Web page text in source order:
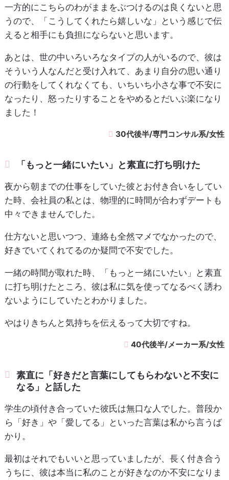
一方的にこちらのわがままをぶつけるのは良くないと思
うので、「こうしてくれたら嬉しいな」という感じで伝
えると相手にも負担にならないと思います。
あとは、世の中いろいろなタイプの人がいるので、彼は
そういう人なんだと受け入れて、あまり自分の思い通り
の行動をしてくれなくても、いちいち小さな事で不安に
なったり、怒ったりすることをやめるとだいぶ楽になり
ました！
30代後半/専門コンサル系/女性
「もっと一緒にいたい」と素直に打ち明けた
夜から朝までの仕事をしていた彼とお付き合いをしてい
た時、会社員の私とは、物理的に時間が合わずデートも
中々できませんでした。
仕方ないと思いつつ、連絡も全然マメでなかったので、
好きでいてくれてるのか疑問で不安でした。
一緒の時間が取れた時、「もっと一緒にいたい」と素直
に打ち明けたところ、彼は私に気を使ってなるべく誘わ
ないようにしていたとわかりました。
やはりきちんと気持ちを伝えるって大切ですね。
40代後半/メーカー系/女性
素直に「好きだと言葉にしてもらわないと不安に
なる」と話した
学生の頃付き合っていた彼氏は無口な人でした。普段か
ら「好き」や「愛してる」といった言葉は私から言うば
かり。
最初はそれでもいいと思っていましたが、長く付き合う
うちに、彼は本当に私のことが好きなのか不安になりま